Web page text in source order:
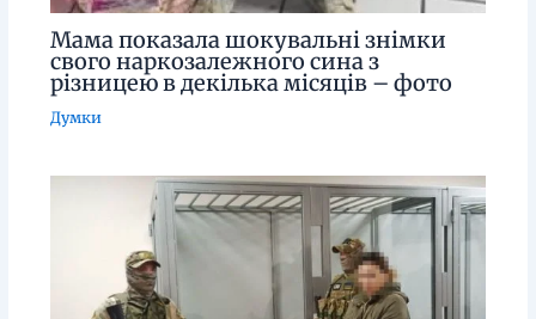
Мама показала шокувальні знімки
свого наркозалежного сина з
різницею в декілька місяців – фото
Думки